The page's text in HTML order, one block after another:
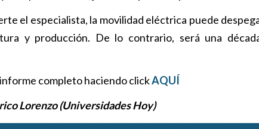
el especialista, la movilidad eléctrica puede
y producción. De lo contrario, será una
completo haciendo clickAQUÍ
Lorenzo (Universidades Hoy)